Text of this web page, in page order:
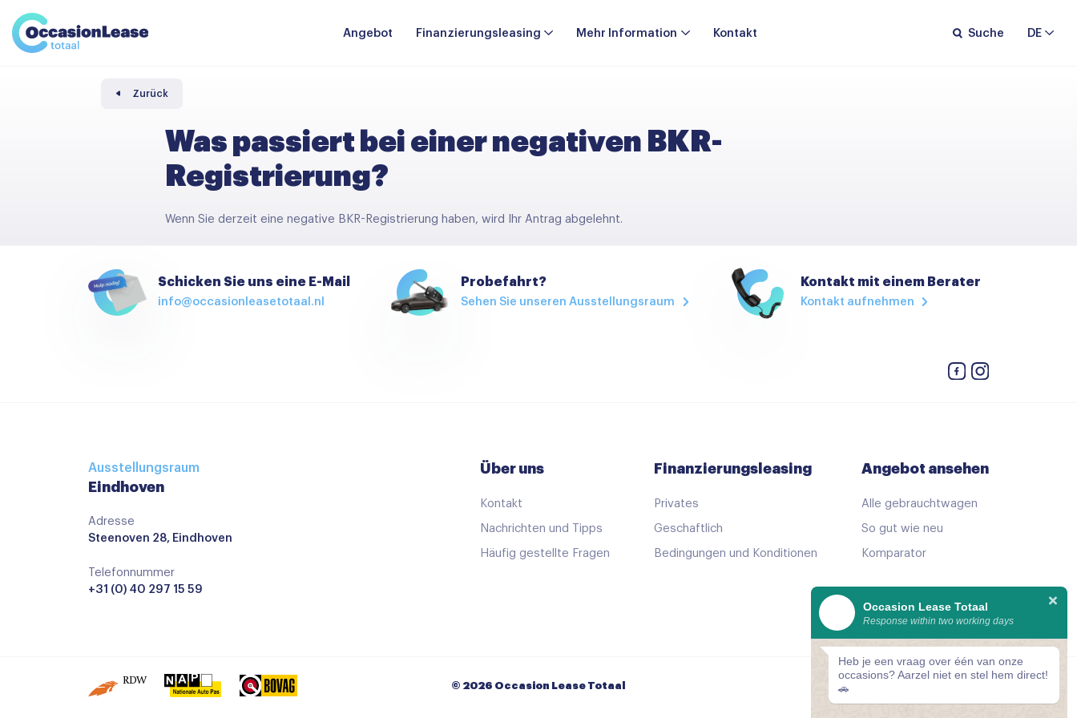
Angebot Finanzierungsleasing Mehr Information Kontakt DE
Suche
Unternehmer
Nachrichten und tipps
Häufig gestellte Fragen
Komparator
Zurück
Was passiert bei einer negativen BKR-
Registrierung?
Wenn Sie derzeit eine negative BKR-Registrierung haben, wird Ihr Antrag abgelehnt.
Schicken Sie uns eine E-Mail
info@occasionleasetotaal.nl
Probefahrt?
Sehen Sie unseren Ausstellungsraum
Kontakt mit einem Berater
Kontakt aufnehmen
Ausstellungsraum
Eindhoven
Adresse
Steenoven 28, Eindhoven
Telefonnummer
+31 (0) 40 297 15 59
Über uns
Kontakt
Nachrichten und Tipps
Häufig gestellte Fragen
Finanzierungsleasing
Privates
Geschaftlich
Bedingungen und Konditionen
Angebot ansehen
Alle gebrauchtwagen
So gut wie neu
Komparator
© 2026 Occasion Lease Totaal
Occasion Lease Totaal
Response within two working days
Heb je een vraag over één van onze
occasions? Aarzel niet en stel hem direct!
🚗